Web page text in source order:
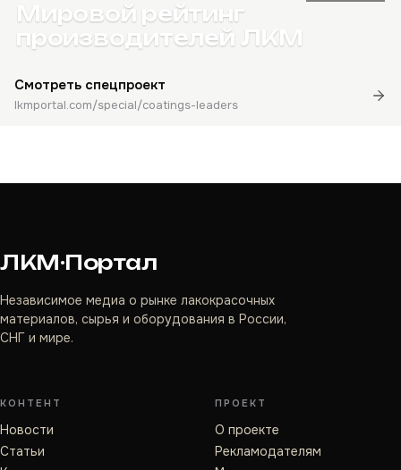
Мировой рейтинг
производителей ЛКМ
Смотреть спецпроект
lkmportal.com/special/coatings-leaders
ЛКМ·Портал
Независимое медиа о рынке лакокрасочных
материалов, сырья и оборудования в России,
СНГ и мире.
КОНТЕНТ
Новости
Статьи
ПРОЕКТ
О проекте
Рекламодателям